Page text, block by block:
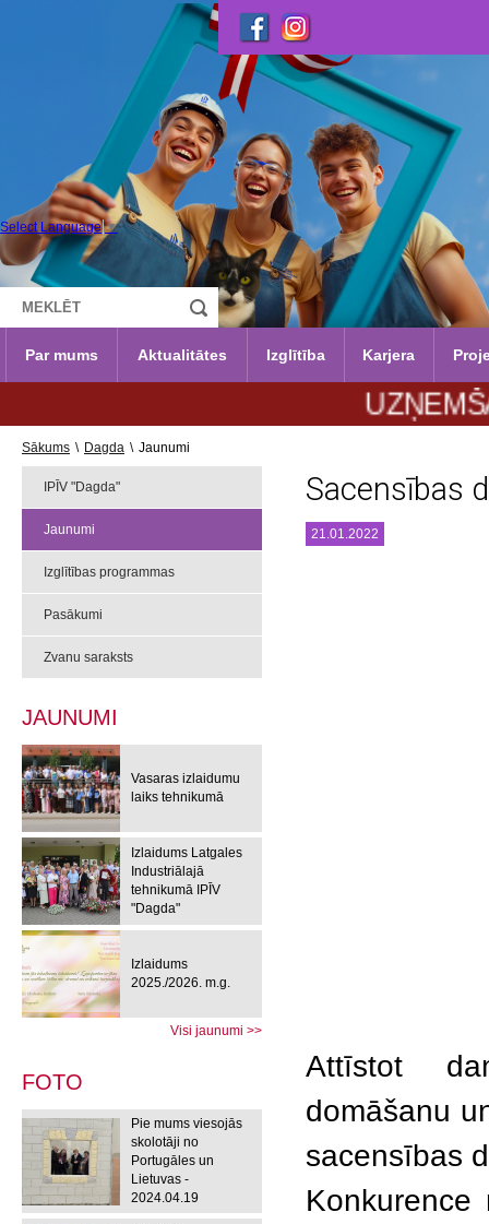
Select Language ▼
Par mums Aktualitātes Izglītība Karjera
Sākums \ Dagda \ Jaunumi
IPĪV "Dagda"
Jaunumi
Izglītības programmas
Pasākumi
Zvanu saraksts
JAUNUMI
Vasaras izlaidumu
laiks tehnikumā
Izlaidums Latgales
Industriālajā
tehnikumā IPĪV
"Dagda"
Izlaidums
2025./2026. m.g.
Visi jaunumi >>
FOTO
Pie mums viesojās
skolotāji no
Portugāles un
Lietuvas -
2024.04.19
Sacensības
21.01.2022
Attīstot
domāšanu
sacensības